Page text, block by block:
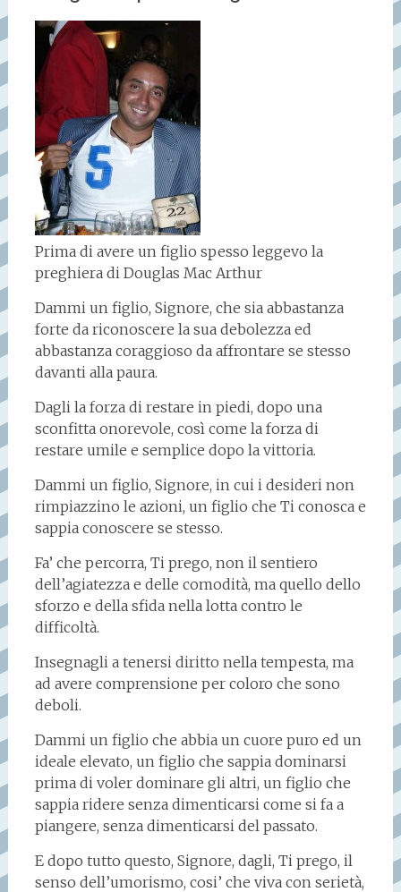
Prima di avere un figlio spesso leggevo la
preghiera di Douglas Mac Arthur
Dammi un figlio, Signore, che sia abbastanza
forte da riconoscere la sua debolezza ed
abbastanza coraggioso da affrontare se stesso
davanti alla paura.
Dagli la forza di restare in piedi, dopo una
sconfitta onorevole, così come la forza di
restare umile e semplice dopo la vittoria.
Dammi un figlio, Signore, in cui i desideri non
rimpiazzino le azioni, un figlio che Ti conosca e
sappia conoscere se stesso.
Fa’ che percorra, Ti prego, non il sentiero
dell’agiatezza e delle comodità, ma quello dello
sforzo e della sfida nella lotta contro le
difficoltà.
Insegnagli a tenersi diritto nella tempesta, ma
ad avere comprensione per coloro che sono
deboli.
Dammi un figlio che abbia un cuore puro ed un
ideale elevato, un figlio che sappia dominarsi
prima di voler dominare gli altri, un figlio che
sappia ridere senza dimenticarsi come si fa a
piangere, senza dimenticarsi del passato.
E dopo tutto questo, Signore, dagli, Ti prego, il
senso dell’umorismo, cosi’ che viva con serietà,